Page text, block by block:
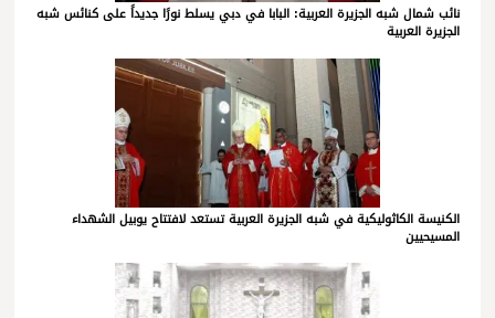
نائب شمال شبه الجزيرة العربية: البابا في دبي يسلط نورًا جديداً على كنائس شبه
الجزيرة العربية
الكنيسة الكاثوليكية في شبه الجزيرة العربية تستعد لافتتاح يوبيل الشهداء
المسيحيين